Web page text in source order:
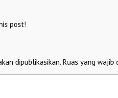
post!
dipublikasikan. Ruas yang wajib